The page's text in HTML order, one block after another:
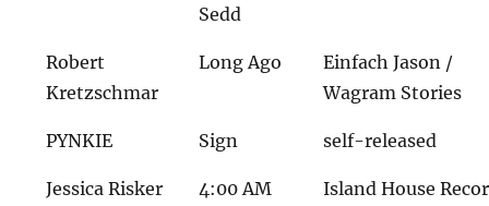
Sedd
Robert
Kretzschmar
Long Ago
Einfach Jason /
Wagram Stories
PYNKIE Sign self-released
Jessica Risker 4:00 AM Island House